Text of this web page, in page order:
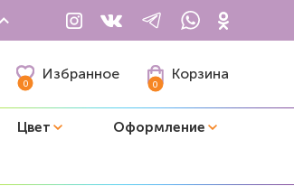
0
Избранное
0
Корзина
Цвет Оформление